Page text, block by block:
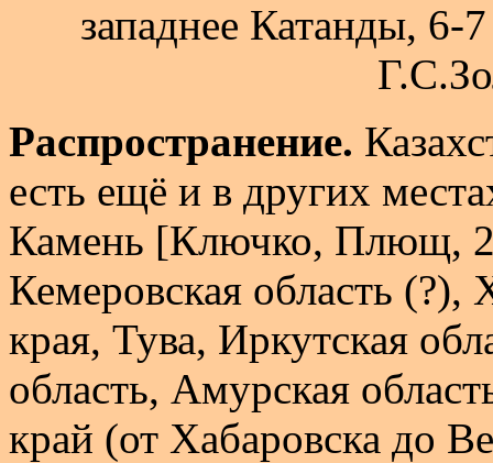
западнее Катанды,
Распространение.
есть ещё и в других
Камень [Ключко, Плющ,
Кемеровская область (?),
края, Тува, Иркутская
область, Амурская
край (от Хабаровска до